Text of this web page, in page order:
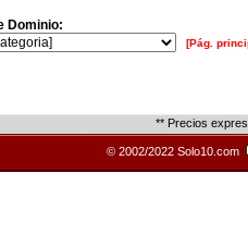
Dominio:
[Pág.
** Precios
© 2002/2022 Solo10.com